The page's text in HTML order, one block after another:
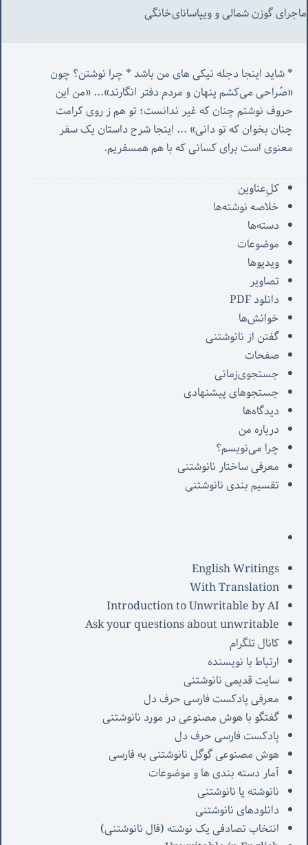
ماجرای گوزن شمالی و‌ ویپاسانای‌خانگی
«صُراحی می‌کشم پنهان‌ و مردم‌ دفتر انگارند»... «
چنان بخوان که تو دانی» ...
معنوی است برای کسانی که با هم همسفریم.
کل‌ِعناوین
خلاصه نوشته‌ها
دسته‌ها
موضوعات
ویدیوها
تصاویر
دانلود PDF
خوانش‌ها
گفتن از نانوشتنی
صفحات
جستجوی‌زمانی
جستجوهای پیشنهادی
دیدگاه‌ها
درباره من
چرا می‌نویسم؟
معرفی‌ ساختار نانوشتنی
تقسیم بندی نانوشتنی
English Writings
With Translation
Introduction to Unwritable by AI
Ask your questions about unwritable
کانال تلگرام
ارتباط با نویسنده
سایت قدیمی نانوشتنی
معرفی پادکست فارسی حرف دل
گفتگو با هوش مصنوعی در مورد نانوشتنی
پادکست فارسی حرف دل
هوش مصنوعی گوگل نانوشتنی به فارسی
آمار دسته بندی ها و موضوعات
نانوشته یا نانوشتنی
دانلودهای نانوشتنی
انتخاب تصادفی یک نوشته (فال نانوشتنی)